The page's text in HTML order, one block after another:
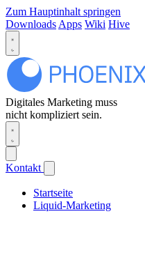
Zum Hauptinhalt springen
Downloads Apps Wiki Hive
Digitales Marketing muss
nicht kompliziert sein.
Kontakt
Startseite
Liquid-Marketing